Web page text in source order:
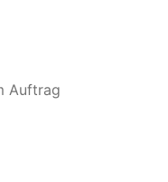
Auftrag